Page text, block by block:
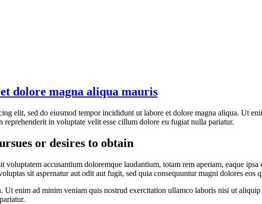
dolore magna aliqua mauris
elit, sed do eiusmod tempor incididunt ut labore et dolore magna aliqua. Ut
reprehenderit in voluptate velit esse cillum dolore eu fugiat nulla pariatur.
or desires to obtain
voluptatem accusantium doloremque laudantium, totam rem aperiam, eaque
sit aspernatur aut odit aut fugit, sed quia consequuntur magni dolores eos
Ut enim ad minim veniam quis nostrud exercitation ullamco laboris nisi ut